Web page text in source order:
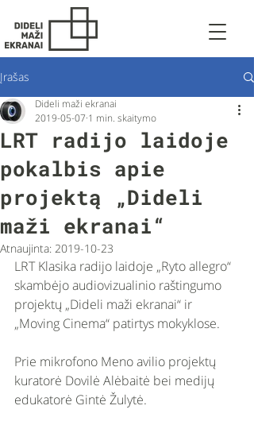
Įrašas
LRT radijo laidoje
pokalbis apie
projektą „Dideli
maži ekranai“
Dideli maži ekranai
2019-05-07 1 min. skaitymo
Atnaujinta: 2019-10-23
LRT Klasika radijo laidoje „Ryto allegro“
skambėjo audiovizualinio raštingumo
projektų „Dideli maži ekranai“ ir
„Moving Cinema“ patirtys mokyklose.
Prie mikrofono Meno avilio projektų
kuratorė Dovilė Alėbaitė bei medijų
edukatorė Gintė Žulytė.